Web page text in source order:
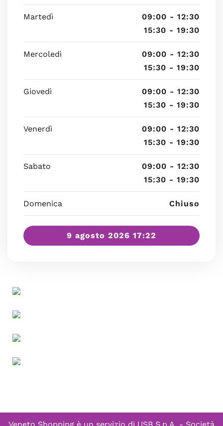
Martedì
09:00 - 12:30
15:30 - 19:30
Mercoledì
09:00 - 12:30
15:30 - 19:30
Giovedì
09:00 - 12:30
15:30 - 19:30
Venerdì
09:00 - 12:30
15:30 - 19:30
Sabato
09:00 - 12:30
15:30 - 19:30
Domenica Chiuso
9 agosto 2026 17:22